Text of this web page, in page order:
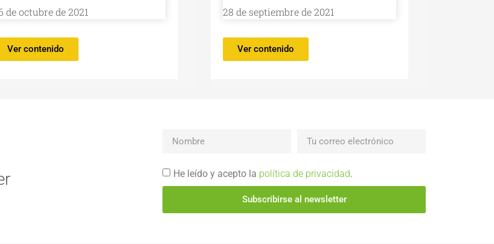
de octubre de 2021
Ver contenido
28 de septiembre de 2021
Ver contenido
He leído y acepto la política de privacidad.
Subscribirse al newsletter